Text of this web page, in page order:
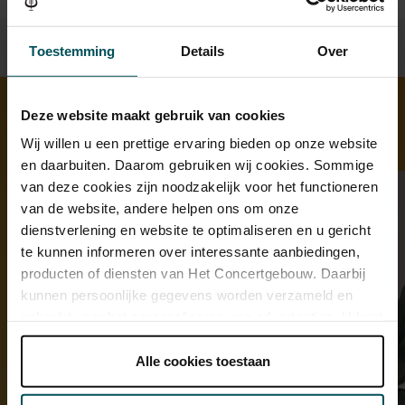
Toestemming Details Over
Deze website maakt gebruik van cookies
Wij willen u een prettige ervaring bieden op onze website
en daarbuiten. Daarom gebruiken wij cookies. Sommige
van deze cookies zijn noodzakelijk voor het functioneren
van de website, andere helpen ons om onze
dienstverlening en website te optimaliseren en u gericht
te kunnen informeren over interessante aanbiedingen,
producten of diensten van Het Concertgebouw. Daarbij
kunnen persoonlijke gegevens worden verzameld en
onder 'aanpassen' zelf welke cookies wij mogen
Lees onze cookieverklaring hier. Lees onze
Alle cookies toestaan
Ontdek meer